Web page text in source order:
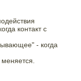
контакт с
- когда
меняется.